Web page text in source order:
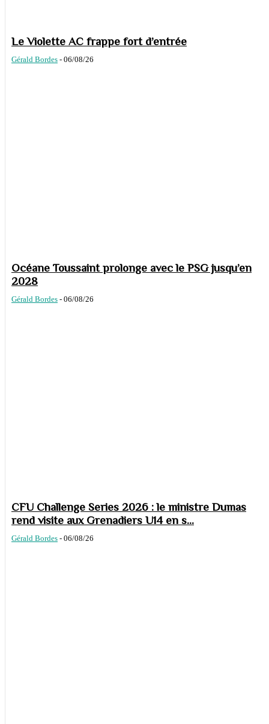
Le Violette AC frappe fort d’entrée
Gérald Bordes - 06/08/26
Océane Toussaint prolonge avec le PSG jusqu’en
2028
Gérald Bordes - 06/08/26
CFU Challenge Series 2026 : le ministre Dumas
rend visite aux Grenadiers U14 en s...
Gérald Bordes - 06/08/26